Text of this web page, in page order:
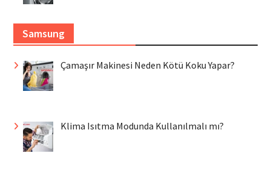
Samsung
Çamaşır Makinesi Neden Kötü Koku Yapar?
Klima Isıtma Modunda Kullanılmalı mı?